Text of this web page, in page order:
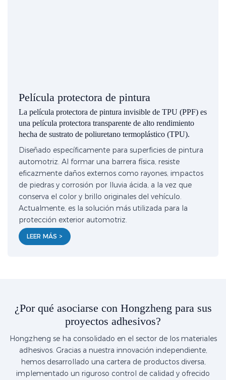
Película protectora de pintura
La película protectora de pintura invisible de TPU (PPF) es
una película protectora transparente de alto rendimiento
hecha de sustrato de poliuretano termoplástico (TPU).
Diseñado específicamente para superficies de pintura
automotriz. Al formar una barrera física, resiste
eficazmente daños externos como rayones, impactos
de piedras y corrosión por lluvia ácida, a la vez que
conserva el color y brillo originales del vehículo.
Actualmente, es la solución más utilizada para la
protección exterior automotriz.
LEER MÁS >
¿Por qué asociarse con Hongzheng para sus
proyectos adhesivos?
Hongzheng se ha consolidado en el sector de los materiales
adhesivos. Gracias a nuestra innovación independiente,
hemos desarrollado una cartera de productos diversa,
implementado un riguroso control de calidad y ofrecido